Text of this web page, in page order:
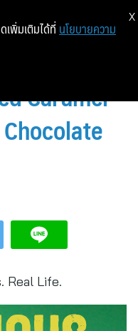
Caramel
Real Life.
เพิ่มเติมได้ที่ นโยบายความ
X